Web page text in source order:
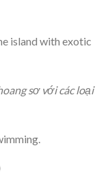
island with exotic
sơ với các loại